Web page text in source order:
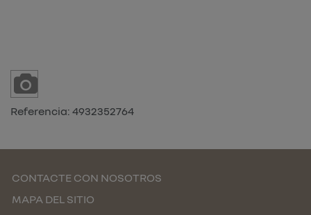
Referencia: 4932352764
CONTACTE CON NOSOTROS
MAPA DEL SITIO